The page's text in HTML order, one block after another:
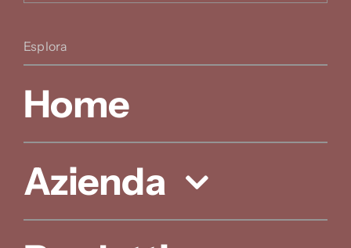
Esplora
Home
Azienda